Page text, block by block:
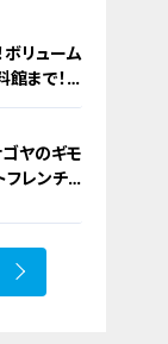
リューム
まで！
ト3選
ゴヤのギモ
フレンチ